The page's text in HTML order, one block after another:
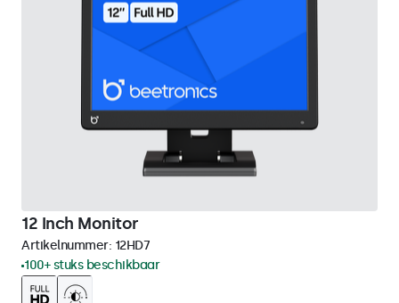
12 Inch Monitor
Artikelnummer: 12HD7
100+ stuks beschikbaar